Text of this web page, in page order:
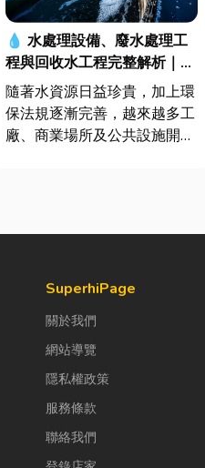
💧 水處理設備、廢水處理工
程與回收水工程完整解析｜打
造高效率水資源管理方案
隨著水資源日益珍貴，加上環
保法規逐漸完善，越來越多工
廠、商業場所及公共設施開始
SuperhiPage
關於我們
網站導覽
隱私權政策
服務條款
聯絡我們